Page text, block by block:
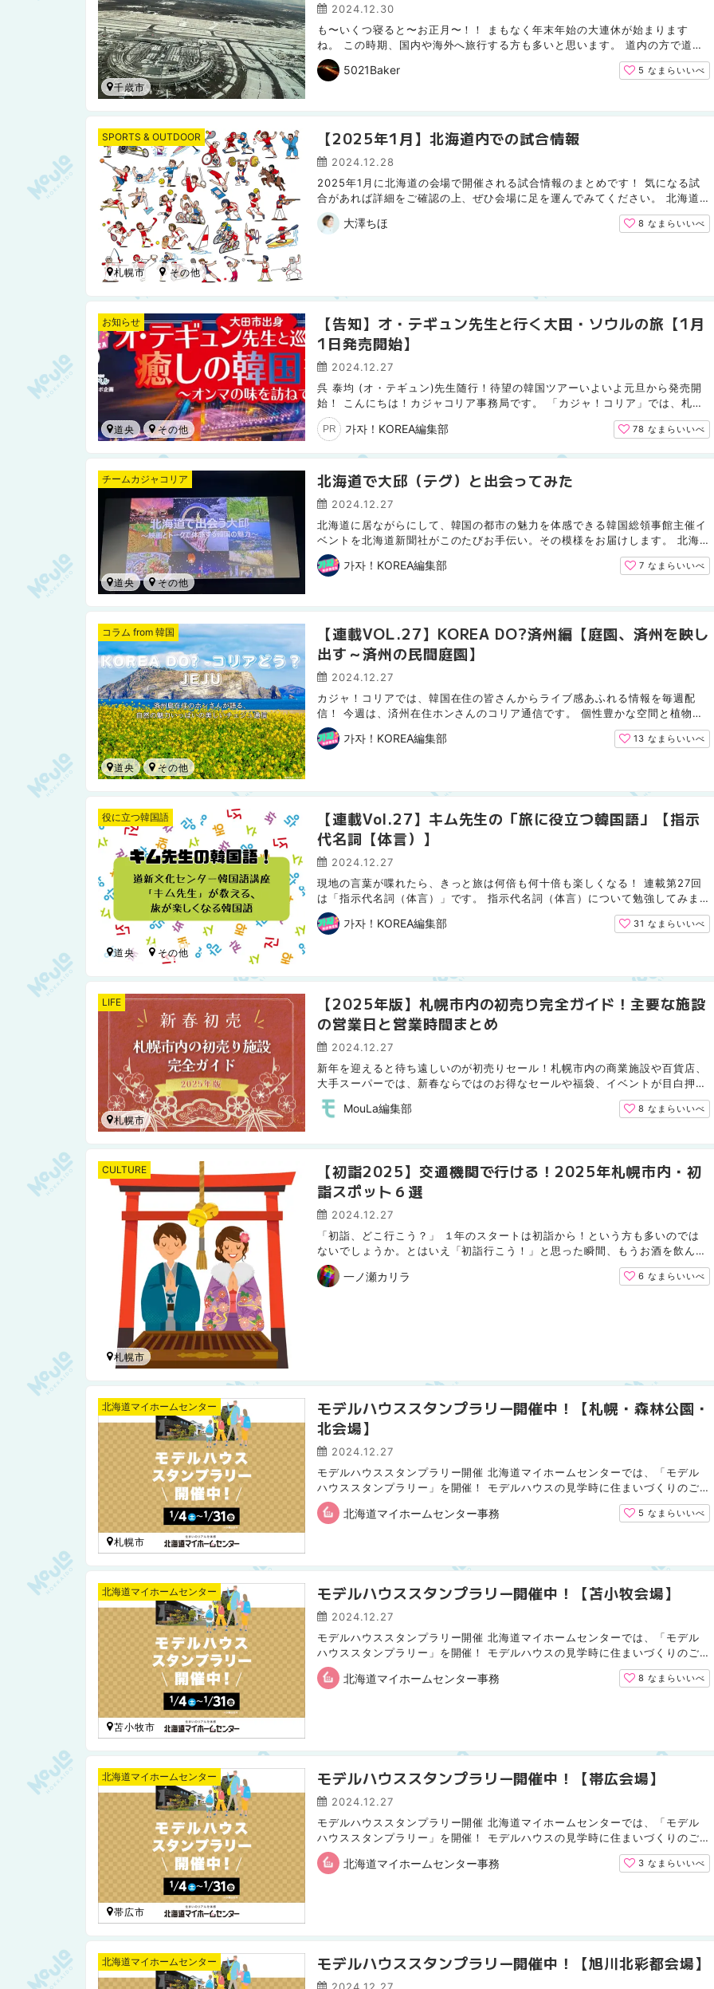
2024.12.30
も〜いくつ寝ると〜お正月〜！！ まもなく年末年始の大連休が始まります
ね。 この時期、国内や海外へ旅行する方も多いと思います。 道内の方で道外
に出発する方や道外から北海道にいらっしゃる方は、北海道の玄関...
5021Baker 5なまらいいべ
千歳市
【2025年1月】北海道内での試合情報
2024.12.28
2025年1月に北海道の会場で開催される試合情報のまとめです！ 気になる試
合があれば詳細をご確認の上、ぜひ会場に足を運んでみてください。 北海道
日本ハムファイターズ（野球） 1月は北海道での試合はありません...
大澤ちほ 8なまらいいべ
SPORTS & OUTDOOR
札幌市
【告知】オ・テギュン先生と行く大田・ソウルの旅【1月
1日発売開始】
2024.12.27
呉 泰均 (オ・テギュン)先生随行！待望の韓国ツアーいよいよ元旦から発売開
始！​​ こんにちは！カジャコリア事務局です。 「カジャ！コリア」では、札幌
国際大学准教授オ・テギュン先生と一緒に行く、「オ・テギ...
PR 가자！KOREA編集部 78なまらいいべ
お知らせ
道央
北海道で大邱（テグ）と出会ってみた
2024.12.27
北海道に居ながらにして、韓国の都市の魅力を体感できる韓国総領事館主催イ
ベントを北海道新聞社がこのたびお手伝い。その模様をお届けします。 北海
道で出会う大邱（テグ） ヨロブン、アニョハセヨ！ 北海道新聞...
가자！KOREA編集部 7なまらいいべ
チームカジャコリア
道央
【連載VOL.27】KOREA DO?済州編【庭園、済州を映し
出す～済州の民間庭園】
2024.12.27
カジャ！コリアでは、韓国在住の皆さんからライブ感あふれる情報を毎週配
信！ 今週は、済州在住ホンさんのコリア通信です。 個性豊かな空間と植物が
魅力的なヒーリングスポット 「民間庭園」が新しいヒーリング旅...
가자！KOREA編集部 13なまらいいべ
コラム from 韓国
道央
【連載Vol.27】キム先生の「旅に役立つ韓国語」【指示
代名詞【体言）】
2024.12.27
現地の言葉が喋れたら、きっと旅は何倍も何十倍も楽しくなる！ 連載第27回
は「指示代名詞（体言）」です。 指示代名詞（体言）について勉強してみま
しょう！ オヌルン ジシデミョンサ（チェオン）ゴンブハㇽケヨ...
가자！KOREA編集部 31なまらいいべ
役に立つ韓国語
道央
【2025年版】札幌市内の初売り完全ガイド！主要な施設
の営業日と営業時間まとめ
2024.12.27
新年を迎えると待ち遠しいのが初売りセール！札幌市内の商業施設や百貨店、
大手スーパーでは、新春ならではのお得なセールや福袋、イベントが目白押し
です。ですが、「どこがいつから営業しているのか」が調べる...
MouLa編集部 8なまらいいべ
LIFE
札幌市
【初詣2025】交通機関で行ける！2025年札幌市内・初
詣スポット６選
2024.12.27
「初詣、どこ行こう？」 １年のスタートは初詣から！という方も多いのでは
ないでしょうか。とはいえ「初詣行こう！」と思った瞬間、もうお酒を飲んで
いて運転出来ない・・・そんな方もいるでしょう！そこのあな...
一ノ瀬カリラ 6なまらいいべ
CULTURE
札幌市
モデルハウススタンプラリー開催中！【札幌・森林公園・
北会場】
2024.12.27
モデルハウススタンプラリー開催 北海道マイホームセンターでは、「モデル
ハウススタンプラリー」を開催！ モデルハウスの見学時に住まいづくりのご
要望やお悩みなどをお気軽にご相談ください。 1棟につきスタン...
北海道マイホームセンター事務局 5なまらいいべ
北海道マイホームセンター
札幌市
モデルハウススタンプラリー開催中！【苫小牧会場】
2024.12.27
モデルハウススタンプラリー開催 北海道マイホームセンターでは、「モデル
ハウススタンプラリー」を開催！ モデルハウスの見学時に住まいづくりのご
要望やお悩みなどをお気軽にご相談ください。 1棟につきスタン...
北海道マイホームセンター事務局 8なまらいいべ
北海道マイホームセンター
苫小牧市
モデルハウススタンプラリー開催中！【帯広会場】
2024.12.27
モデルハウススタンプラリー開催 北海道マイホームセンターでは、「モデル
ハウススタンプラリー」を開催！ モデルハウスの見学時に住まいづくりのご
要望やお悩みなどをお気軽にご相談ください。 1棟につきスタン...
北海道マイホームセンター事務局 3なまらいいべ
北海道マイホームセンター
帯広市
モデルハウススタンプラリー開催中！【旭川北彩都会場】
北海道マイホームセンター